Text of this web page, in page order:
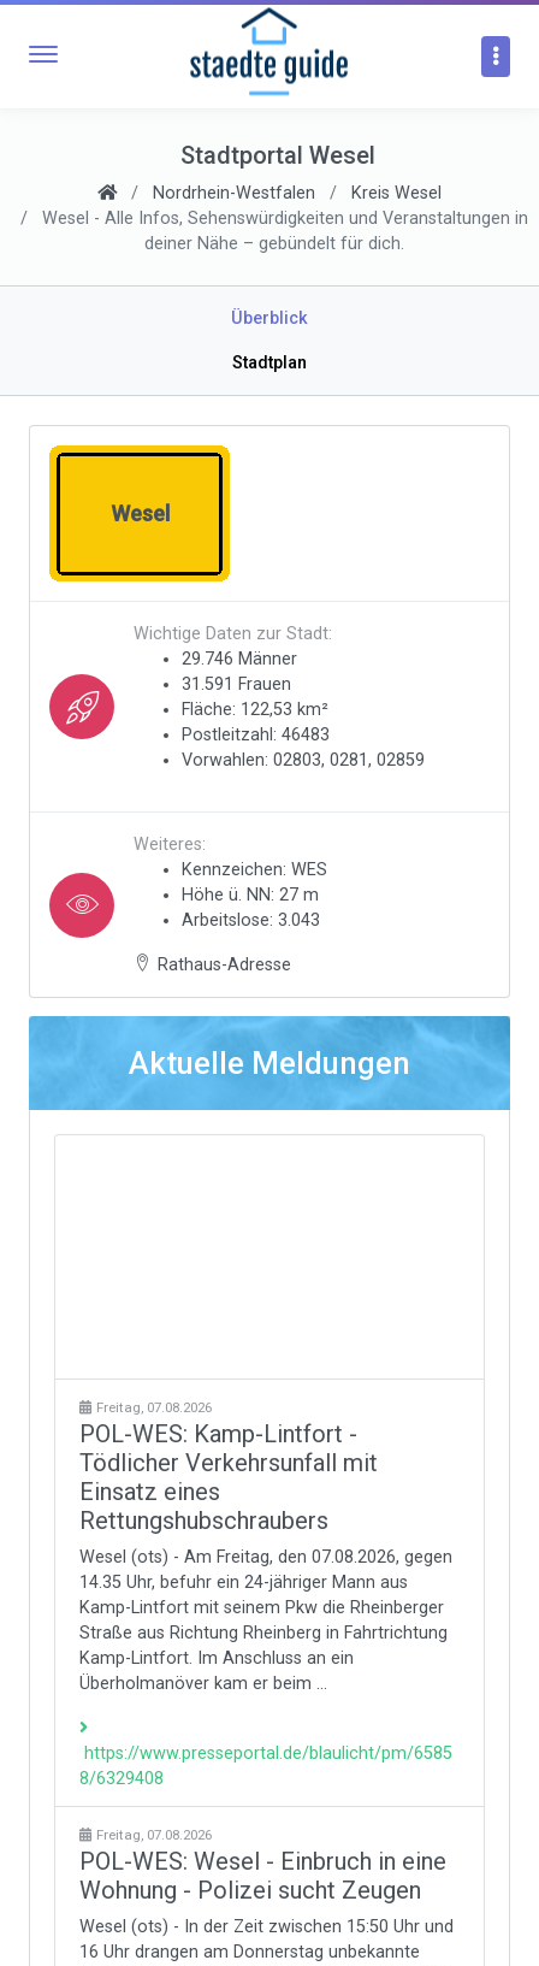
Stadtportal Wesel
Nordrhein-Westfalen
Kreis Wesel
Wesel - Alle Infos, Sehenswürdigkeiten und Veranstaltungen in
deiner Nähe – gebündelt für dich.
Überblick
Stadtplan
Wesel
Wichtige Daten zur Stadt:
29.746 Männer
31.591 Frauen
Fläche: 122,53 km²
Postleitzahl: 46483
Vorwahlen: 02803, 0281, 02859
Weiteres:
Kennzeichen: WES
Höhe ü. NN: 27 m
Arbeitslose: 3.043
Rathaus-Adresse
Aktuelle Meldungen
Freitag, 07.08.2026
POL-WES: Kamp-Lintfort -
Tödlicher Verkehrsunfall mit
Einsatz eines
Rettungshubschraubers
Wesel (ots) - Am Freitag, den 07.08.2026, gegen
14.35 Uhr, befuhr ein 24-jähriger Mann aus
Kamp-Lintfort mit seinem Pkw die Rheinberger
Straße aus Richtung Rheinberg in Fahrtrichtung
Kamp-Lintfort. Im Anschluss an ein
Überholmanöver kam er beim ...
https://www.presseportal.de/blaulicht/pm/6585
8/6329408
Freitag, 07.08.2026
POL-WES: Wesel - Einbruch in eine
Wohnung - Polizei sucht Zeugen
Wesel (ots) - In der Zeit zwischen 15:50 Uhr und
16 Uhr drangen am Donnerstag unbekannte